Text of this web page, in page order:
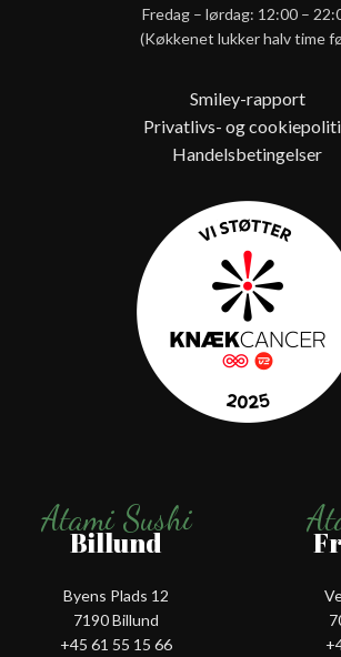
Fredag – lørdag: 12:00 –
(Køkkenet lukker halv time
Smiley-rapport
Privatlivs- og
Handelsbetingelser
Atami Sushi
Billund
Byens Plads 12
7190 Billund
+45 61 55 15 66‬